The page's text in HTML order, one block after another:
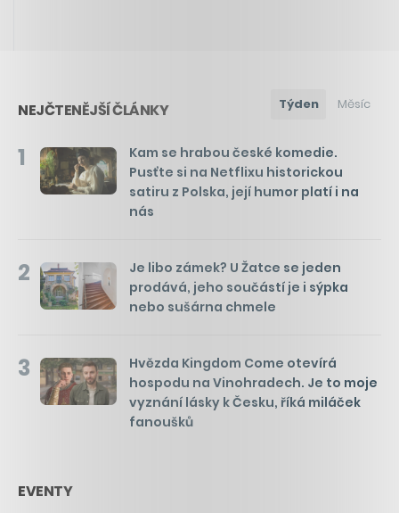
NEJČTENĚJŠÍ ČLÁNKY Týden Měsíc
1
Kam se hrabou české komedie.
Pusťte si na Netflixu historickou
satiru z Polska, její humor platí i na
nás
2
Je libo zámek? U Žatce se jeden
prodává, jeho součástí je i sýpka
nebo sušárna chmele
3
Hvězda Kingdom Come otevírá
hospodu na Vinohradech. Je to moje
vyznání lásky k Česku, říká miláček
fanoušků
EVENTY